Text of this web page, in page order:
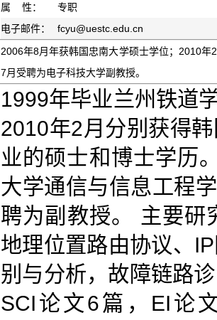
属 性：
专职
电子邮件：
fcyu@uestc.edu.cn
2006年8月年获韩国忠南大学硕士学位；2010
7月受聘为电子科技大学副教授。
1999年毕业兰州铁道
2010年2月分别获得
业的硕士和博士学历
大学通信与信息工程
聘为副教授。 主要研
地理位置路由协议、
别与分析，故障链路
SCI论文6篇，EI论